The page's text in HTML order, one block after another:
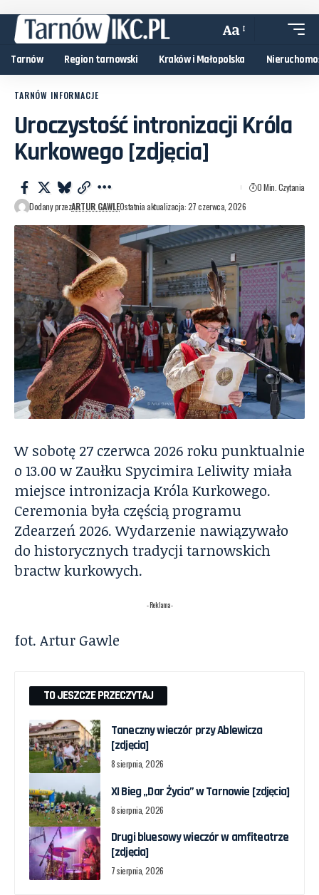
Aa
Tarnów Region tarnowski Kraków i Małopolska
TARNÓW INFORMACJE
Uroczystość intronizacji Króla
Kurkowego [zdjęcia]
Dodany przezARTUR GAWLEOstatnia aktualizacja: 27 czerwca, 2026
0 Min. Czytania
W sobotę 27 czerwca 2026 roku punktualnie
o 13.00 w Zaułku Spycimira Leliwity miała
miejsce intronizacja Króla Kurkowego.
Ceremonia była częścią programu
Zdearzeń 2026. Wydarzenie nawiązywało
do historycznych tradycji tarnowskich
bractw kurkowych.
- Reklama -
fot. Artur Gawle
TO JESZCZE PRZECZYTAJ
Taneczny wieczór przy Ablewicza
[zdjęcia]
8 sierpnia, 2026
XI Bieg „Dar Życia” w Tarnowie [zdjęcia]
8 sierpnia, 2026
Drugi bluesowy wieczór w amfiteatrze
[zdjęcia]
7 sierpnia, 2026